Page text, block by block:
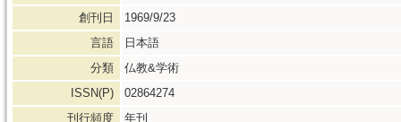
創刊日
1969/9/23
言語
日本語
分類
仏教&学術
ISSN(P)
02864274
刊行頻度
年刊